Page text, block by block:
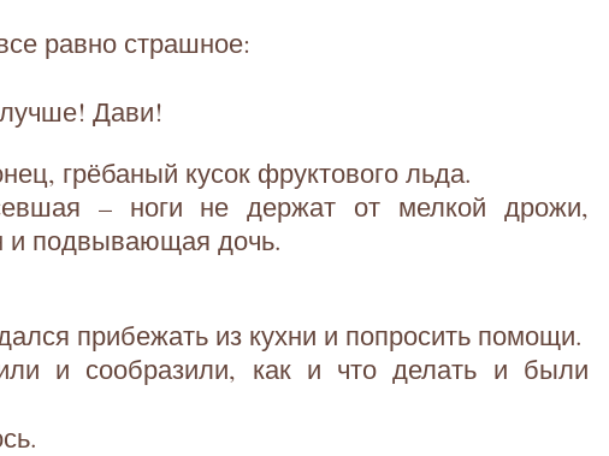
равно страшное:
Дави!
грёбаный кусок фруктового льда.
– ноги не держат от мелкой дрожи,
и подвывающая дочь.
прибежать из кухни и попросить помощи.
и сообразили, как и что делать и были